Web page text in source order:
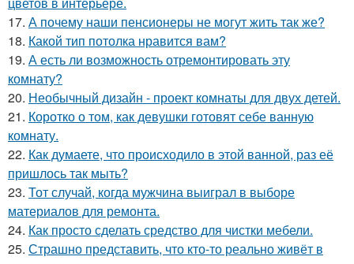
17. А почему наши пенсионеры не могут жить так же?
18. Какой тип потолка нравится вам?
19. А есть ли возможность отремонтировать эту
комнату?
20. Необычный дизайн - проект комнаты для двух детей.
21. Коротко о том, как девушки готовят себе ванную
комнату.
22. Как думаете, что происходило в этой ванной, раз её
пришлось так мыть?
23. Тот случай, когда мужчина выиграл в выборе
материалов для ремонта.
24. Как просто сделать средство для чистки мебели.
25. Страшно представить, что кто-то реально живёт в